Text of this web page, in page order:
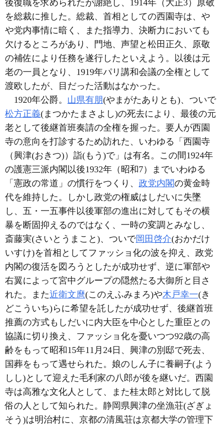
後復職を求められたが謝絶し、1914年（大正3）原敬
を総裁に推した。総裁、首相としての西園寺は、や
や党内事情に暗く、また指導力、決断力においても
欠けるところがあり、門地、声望と松田正久、原敬
の補佐により任務を遂行したといえよう。以後は元
老の一員となり、1919年パリ講和会議の全権として
渡欧したが、目だった活動はなかった。
1920年公爵。 山県有朋(やまがたありとも)、ついで
松方正義(まつかたまさよし)の死去により、最後の元
老として後継首班奏請の全権を握った。要人が西園
寺の意向を打診するため訪れた、いわゆる「西園寺
（興津(おきつ)）詣(もう)で」は有名。この間1924年
の護憲三派内閣以後1932年（昭和7）までいわゆる
「憲政の常道」の慣行をつくり、 政党内閣の黄金時
代を維持した。しかし政党の権威はしだいに失墜
し、五・一五事件以後軍部の進出に対してもその横
暴を断固抑えるのではなく、一時の変調とみなし、
斎藤実(さいとうまこと)、ついで岡田啓介(おかだけ
いすけ)を首相としてファッショ化の波を抑え、政党
内閣の復活を図ろうとしたが成功せず、逆に軍部や
右翼によって宮中グループの隠然たる大御所と目さ
れた。また近衛文麿(このえふみまろ)や木戸幸一(き
どこういち)らに希望を託したが成功せず、後継首班
推薦の方式もしだいに内大臣を中心とした重臣との
協議に切り換え、ファッショ化を憂いつつ92歳の高
齢をもって昭和15年11月24日、興津の別邸で死去、
国葬をもって遇せられた。娘のしん子に養嗣子(よう
しし)として迎えた毛利家の八郎が後を継いだ。西園
寺は高雅な文化人として、また桂太郎と対比して脱
俗の人として知られた。静岡県興津の坐漁荘(ざぎょ
そう)は明治村に、京都の清風荘は京都大学の管理下